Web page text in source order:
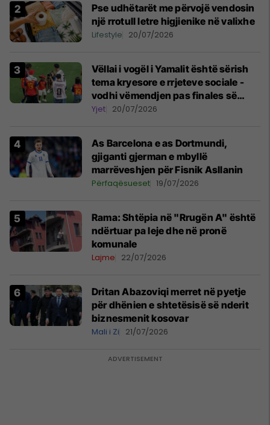
Pse udhëtarët me përvojë vendosin
një rrotull letre higjienike në valixhe
Lifestyle 20/07/2026
Vëllai i vogël i Yamalit është sërish
tema kryesore e rrjeteve sociale -
vodhi vëmendjen pas finales së
Kupës së Botës
Yjet 20/07/2026
As Barcelona e as Dortmundi,
gjiganti gjerman e mbyllë
marrëveshjen për Fisnik Asllanin
Përfaqësueset 19/07/2026
Rama: Shtëpia në "Rrugën A" është
ndërtuar pa leje dhe në pronë
komunale
Lajme 22/07/2026
Dritan Abazoviqi merret në pyetje
për dhënien e shtetësisë së nderit
biznesmenit kosovar
Mali i Zi 21/07/2026